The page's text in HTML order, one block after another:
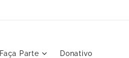
Faça Parte Donativo